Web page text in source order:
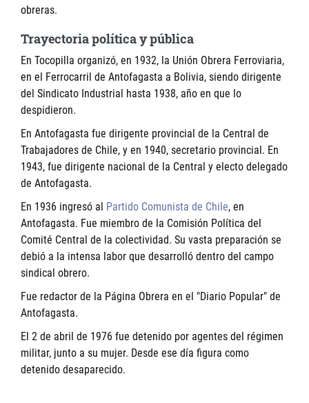
obreras.
Trayectoria política y pública
En Tocopilla organizó, en 1932, la Unión Obrera Ferroviaria,
en el Ferrocarril de Antofagasta a Bolivia, siendo dirigente
del Sindicato Industrial hasta 1938, año en que lo
despidieron.
En Antofagasta fue dirigente provincial de la Central de
Trabajadores de Chile, y en 1940, secretario provincial. En
1943, fue dirigente nacional de la Central y electo delegado
de Antofagasta.
En 1936 ingresó al Partido Comunista de Chile, en
Antofagasta. Fue miembro de la Comisión Política del
Comité Central de la colectividad. Su vasta preparación se
debió a la intensa labor que desarrolló dentro del campo
sindical obrero.
Fue redactor de la Página Obrera en el "Diario Popular" de
Antofagasta.
El 2 de abril de 1976 fue detenido por agentes del régimen
militar, junto a su mujer. Desde ese día figura como
detenido desaparecido.